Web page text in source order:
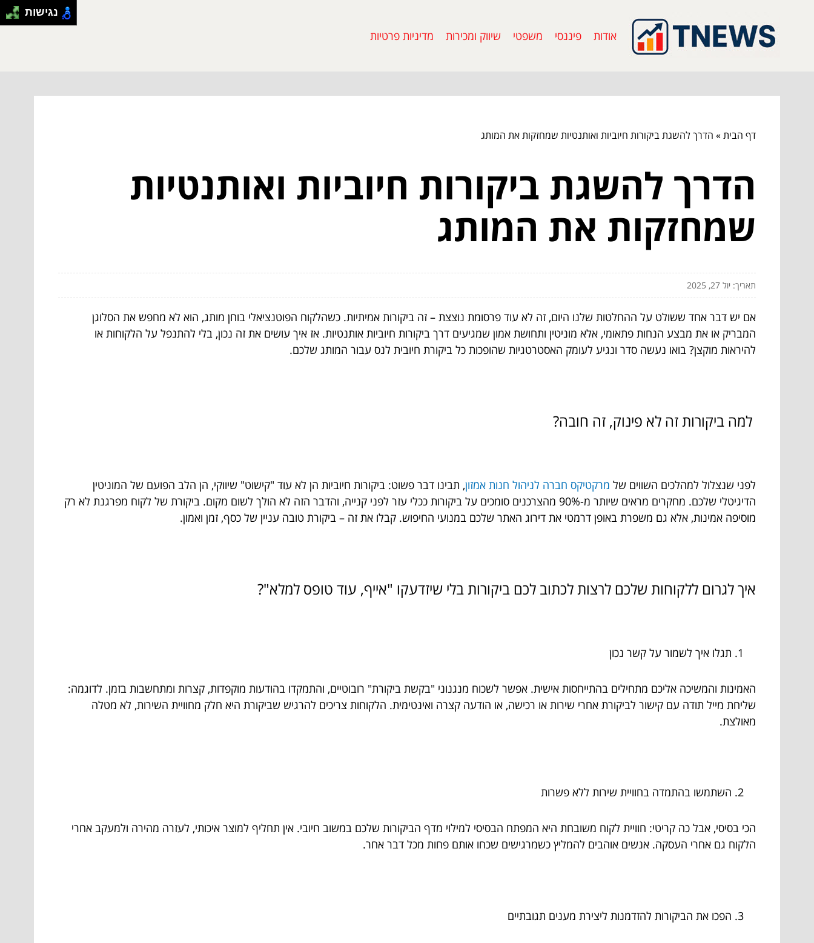
אודות פיננסי משפטי שיווק ומכירות מדיניות פרטיות
דף הבית» הדרך להשגת ביקורות חיוביות ואותנטיות שמחזקות את המותג
הדרך להשגת ביקורות חיוביות ואותנטיות
שמחזקות את המותג
תאריך: יול 27, 2025
אם יש דבר אחד ששולט על ההחלטות שלנו היום, זה לא עוד פרסומת נוצצת – זה ביקורות אמיתיות. כשהלקוח הפוטנציאלי בוחן מותג, הוא לא מחפש את הסלוגן
המבריק או את מבצע הנחות פתאומי, אלא מוניטין ותחושת אמון שמגיעים דרך ביקורות חיוביות אותנטיות. אז איך עושים את זה נכון, בלי להתנפל על הלקוחות או
להיראות מוקצן? בואו נעשה סדר ונגיע לעומק האסטרטגיות שהופכות כל ביקורת חיובית לנס עבור המותג שלכם.
למה ביקורות זה לא פינוק, זה חובה?
לפני שנצלול למהלכים השווים של מרקטיקס חברה לניהול חנות אמזון, תבינו דבר פשוט: ביקורות חיוביות הן לא עוד "קישוט" שיווקי, הן הלב הפועם של המוניטין
הדיגיטלי שלכם. מחקרים מראים שיותר מ-90% מהצרכנים סומכים על ביקורות ככלי עזר לפני קנייה, והדבר הזה לא הולך לשום מקום. ביקורת של לקוח מפרגנת לא רק
מוסיפה אמינות, אלא גם משפרת באופן דרמטי את דירוג האתר שלכם במנועי החיפוש. קבלו את זה – ביקורת טובה עניין של כסף, זמן ואמון.
איך לגרום ללקוחות שלכם לרצות לכתוב לכם ביקורות בלי שיזדעקו "אייף, עוד טופס למלא"?
תגלו איך לשמור על קשר נכון
האמינות והמשיכה אליכם מתחילים בהתייחסות אישית. אפשר לשכוח מנגנוני "בקשת ביקורת" רובוטיים, והתמקדו בהודעות מוקפדות, קצרות ומתחשבות בזמן. לדוגמה:
שליחת מייל תודה עם קישור לביקורת אחרי שירות או רכישה, או הודעה קצרה ואינטימית. הלקוחות צריכים להרגיש שביקורת היא חלק מחוויית השירות, לא מטלה
מאולצת.
השתמשו בהתמדה בחוויית שירות ללא פשרות
הכי בסיסי, אבל כה קריטי: חוויית לקוח משובחת היא המפתח הבסיסי למילוי מדף הביקורות שלכם במשוב חיובי. אין תחליף למוצר איכותי, לעזרה מהירה ולמעקב אחרי
הלקוח גם אחרי העסקה. אנשים אוהבים להמליץ כשמרגישים שכחו אותם פחות מכל דבר אחר.
הפכו את הביקורות להזדמנות ליצירת מענים תגובתיים
נגישות